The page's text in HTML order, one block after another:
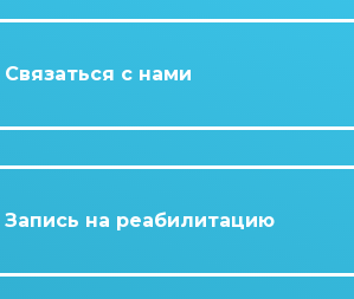
Связаться с нами
Запись на реабилитацию